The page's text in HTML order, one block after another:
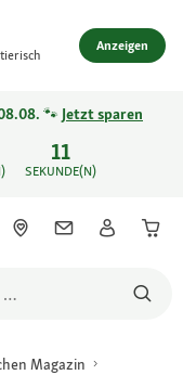
Anzeigen
11
SEKUNDE(N)
🐾 Jetzt sparen
Magazin